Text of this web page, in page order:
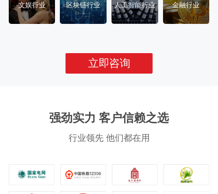
文娱行业 区块链行业 人工智能行业 金融行业
立即咨询
强劲实力 客户信赖之选
行业领先 他们都在用